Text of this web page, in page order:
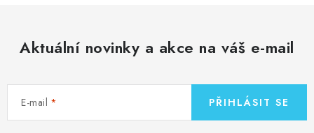
Aktuální novinky a akce na váš e-mail
E-mail PŘIHLÁSIT SE